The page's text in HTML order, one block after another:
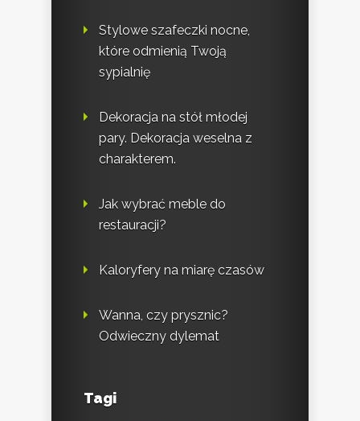
Stylowe szafeczki nocne,
które odmienią Twoją
sypialnię
Dekoracja na stół młodej
pary. Dekoracja weselna z
charakterem.
Jak wybrać meble do
restauracji?
Kaloryfery na miarę czasów
Wanna, czy prysznic?
Odwieczny dylemat
Tagi